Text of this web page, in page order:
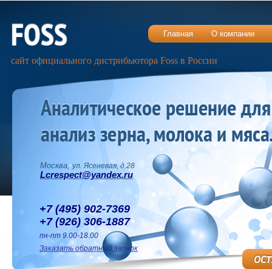
сайт официального дистрибьютора Foss в России
+7 (495) 902-7369
+7 (926) 306-1887
пн-пт 9.00-18.00
Заказать обратный звонок
Главная О компании
Москва,ул. Ясеневая, д.28
Lcrespect@yandex.ru